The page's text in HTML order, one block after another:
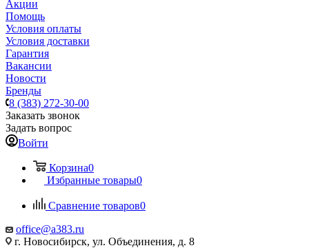
Акции
Помощь
Условия оплаты
Условия доставки
Гарантия
Вакансии
Новости
Бренды
8 (383) 272-30-00
Заказать звонок
Задать вопрос
Войти
Корзина0
Избранные товары0
Сравнение товаров0
office@a383.ru
г. Новосибирск, ул. Объединения, д. 8